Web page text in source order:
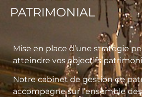
PATRIMONIAL
Mise en place d’une stratégie
atteindre vos objectifs
Notre cabinet de gestion de
accompagne sur l’ensemble